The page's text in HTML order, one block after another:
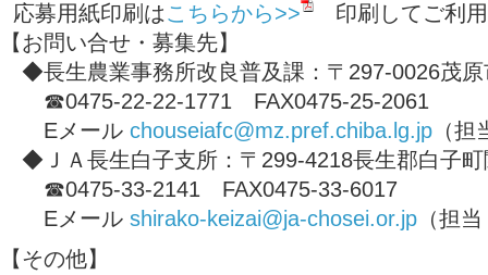
応募用紙印刷はこちらから>>
印刷してご利
【お問い合せ・募集先】
◆長生農業事務所改良普及課：〒297-0026茂原
☎0475-22-22-1771 FAX0475-25-2061
Eメール chouseiafc@mz.pref.chiba.lg.jp （
◆ＪＡ長生白子支所：〒299-4218長生郡白子町
☎0475-33-2141 FAX0475-33-6017
Eメール shirako-keizai@ja-chosei.or.jp （担
【その他】